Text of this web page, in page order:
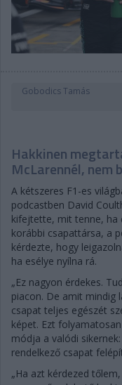
Gobodics Tamás
Hakkinen
McLarennél,
A kétszeres F1-es
podcastben David
kifejtette, mit tenne, ha
korábbi csapattársa, a
kérdezte, hogy
ha esélye nyílna rá.
„Ez nagyon érdekes.
piacon. De amit mindig
csapat teljes egészét
képet. Ezt
módja a valódi
rendelkező csapat
„Ha azt kérdezed